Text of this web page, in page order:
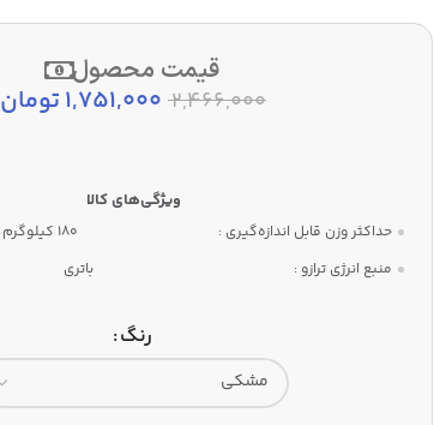
قیمت محصول
2,466,000
1,751,000تومان
حداکثر وزن قابل اندازه‌گیری :
180 کیلوگرم
منبع انرژی ترازو :
باتری
رنگ